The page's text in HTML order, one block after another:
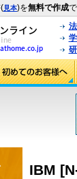
見本)を無料で作成
IBM